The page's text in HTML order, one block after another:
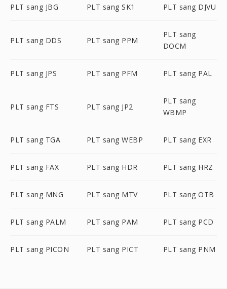
PLT sang JBG PLT sang SK1 PLT sang DJVU
PLT sang DDS PLT sang PPM
PLT sang
DOCM
PLT sang JPS PLT sang PFM PLT sang PAL
PLT sang FTS PLT sang JP2
PLT sang
WBMP
PLT sang TGA PLT sang WEBP PLT sang EXR
PLT sang FAX PLT sang HDR PLT sang HRZ
PLT sang MNG PLT sang MTV PLT sang OTB
PLT sang PALM PLT sang PAM PLT sang PCD
PLT sang PICON PLT sang PICT PLT sang PNM